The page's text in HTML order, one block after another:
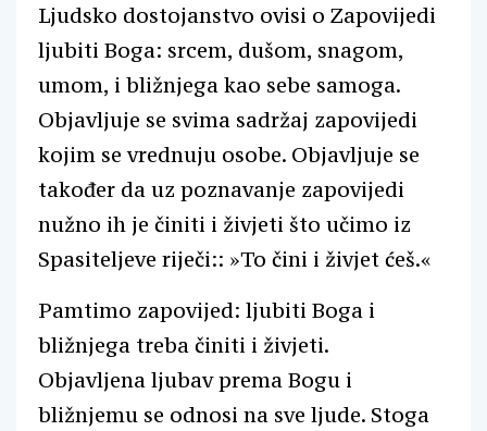
Ljudsko dostojanstvo ovisi o Zapovijedi
ljubiti Boga: srcem, dušom, snagom,
umom, i bližnjega kao sebe samoga.
Objavljuje se svima sadržaj zapovijedi
kojim se vrednuju osobe. Objavljuje se
također da uz poznavanje zapovijedi
nužno ih je činiti i živjeti što učimo iz
Spasiteljeve riječi:: »To čini i živjet ćeš.«
Pamtimo zapovijed: ljubiti Boga i
bližnjega treba činiti i živjeti.
Objavljena ljubav prema Bogu i
bližnjemu se odnosi na sve ljude. Stoga